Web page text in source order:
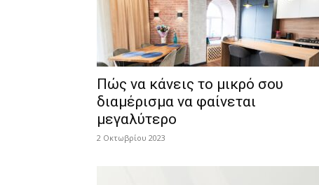
Πώς να κάνεις το μικρό σου
διαμέρισμα να φαίνεται
μεγαλύτερο
2 Οκτωβρίου 2023